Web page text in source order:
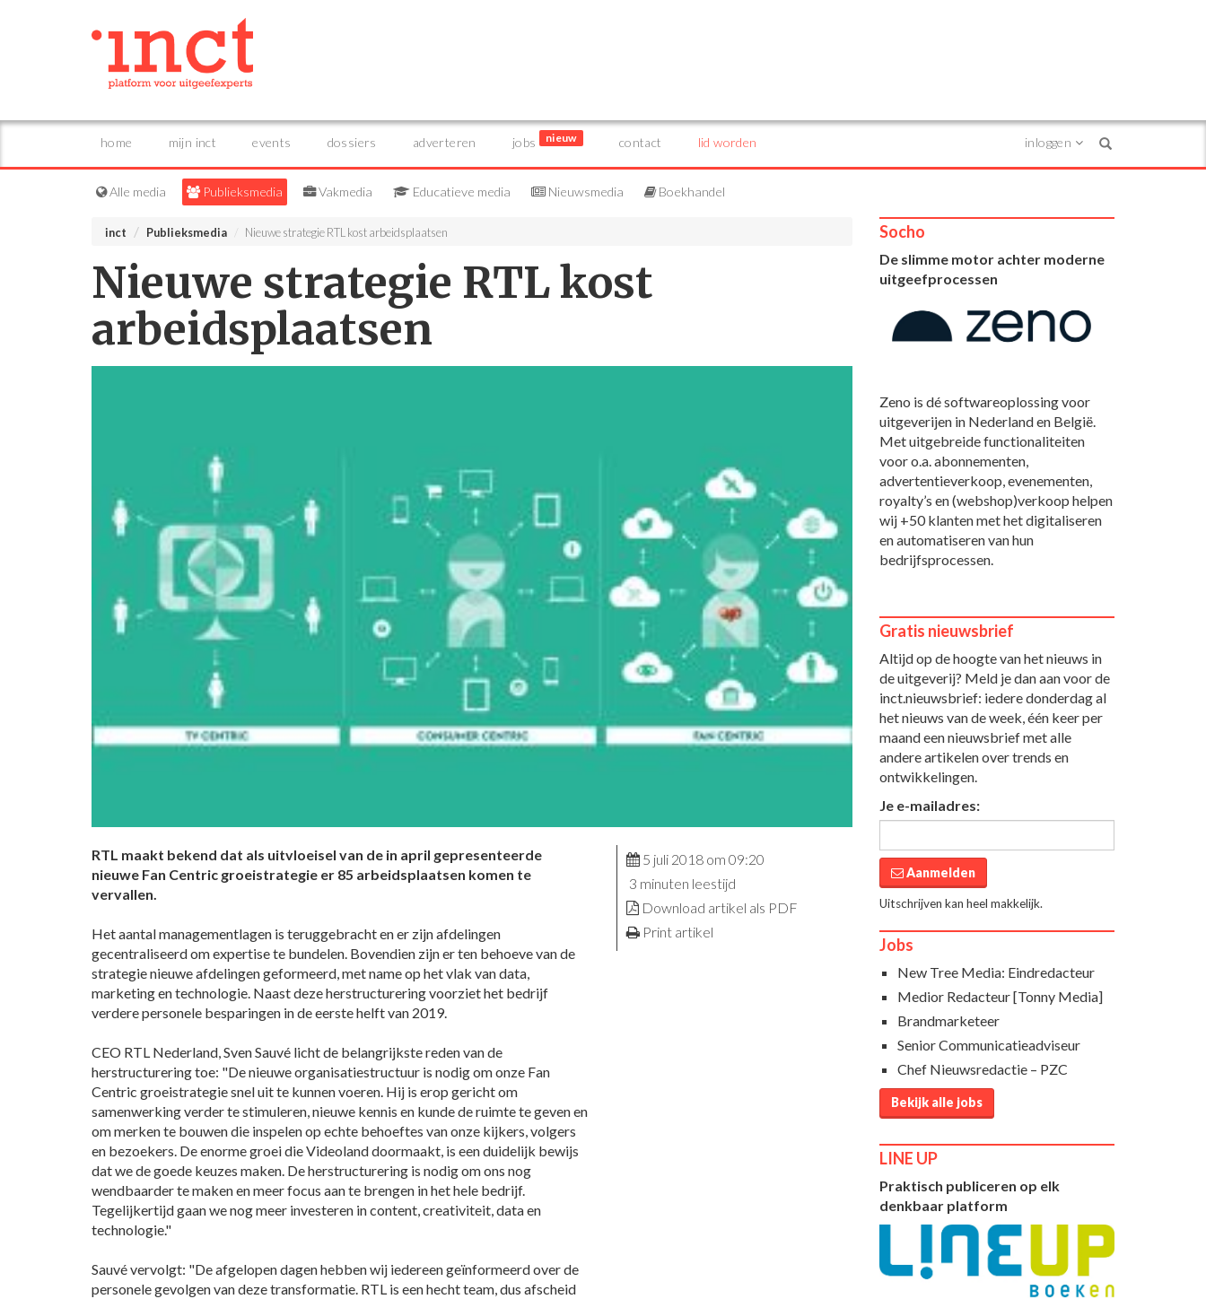
home mijn inct events dossiers adverteren jobs nieuw contact lid worden inloggen
Alle media Publieksmedia Vakmedia Educatieve media Nieuwsmedia Boekhandel
inct Publieksmedia Nieuwe strategie RTL kost arbeidsplaatsen
Nieuwe strategie RTL kost
arbeidsplaatsen
RTL maakt bekend dat als uitvloeisel van de in april gepresenteerde
nieuwe Fan Centric groeistrategie er 85 arbeidsplaatsen komen te
vervallen.
Het aantal managementlagen is teruggebracht en er zijn afdelingen
gecentraliseerd om expertise te bundelen. Bovendien zijn er ten behoeve van de
strategie nieuwe afdelingen geformeerd, met name op het vlak van data,
marketing en technologie. Naast deze herstructurering voorziet het bedrijf
verdere personele besparingen in de eerste helft van 2019.
CEO RTL Nederland, Sven Sauvé licht de belangrijkste reden van de
herstructurering toe: "De nieuwe organisatiestructuur is nodig om onze Fan
Centric groeistrategie snel uit te kunnen voeren. Hij is erop gericht om
samenwerking verder te stimuleren, nieuwe kennis en kunde de ruimte te geven en
om merken te bouwen die inspelen op echte behoeftes van onze kijkers, volgers
en bezoekers. De enorme groei die Videoland doormaakt, is een duidelijk bewijs
dat we de goede keuzes maken. De herstructurering is nodig om ons nog
wendbaarder te maken en meer focus aan te brengen in het hele bedrijf.
Tegelijkertijd gaan we nog meer investeren in content, creativiteit, data en
technologie."
Sauvé vervolgt: "De afgelopen dagen hebben wij iedereen geïnformeerd over de
personele gevolgen van deze transformatie. RTL is een hecht team, dus afscheid
5 juli 2018 om 09:20
3 minuten leestijd
Download artikel als PDF
Print artikel
Socho
De slimme motor achter moderne
uitgeefprocessen
Zeno is dé softwareoplossing voor
uitgeverijen in Nederland en België.
Met uitgebreide functionaliteiten
voor o.a. abonnementen,
advertentieverkoop, evenementen,
royalty’s en (webshop)verkoop helpen
wij +50 klanten met het digitaliseren
en automatiseren van hun
bedrijfsprocessen.
Gratis nieuwsbrief
Altijd op de hoogte van het nieuws in
de uitgeverij? Meld je dan aan voor de
inct.nieuwsbrief: iedere donderdag al
het nieuws van de week, één keer per
maand een nieuwsbrief met alle
andere artikelen over trends en
ontwikkelingen.
Je e-mailadres:
Aanmelden
Uitschrijven kan heel makkelijk.
Jobs
New Tree Media: Eindredacteur
Medior Redacteur [Tonny Media]
Brandmarketeer
Senior Communicatieadviseur
Chef Nieuwsredactie – PZC
Bekijk alle jobs
LINE UP
Praktisch publiceren op elk
denkbaar platform